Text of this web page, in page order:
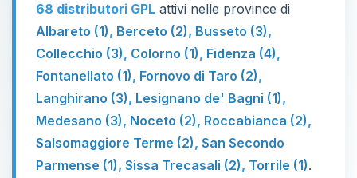
68 distributori GPL attivi nelle province di
Albareto (1), Berceto (2), Busseto (3),
Collecchio (3), Colorno (1), Fidenza (4),
Fontanellato (1), Fornovo di Taro (2),
Langhirano (3), Lesignano de' Bagni (1),
Medesano (3), Noceto (2), Roccabianca (2),
Salsomaggiore Terme (2), San Secondo
Parmense (1), Sissa Trecasali (2), Torrile (1).